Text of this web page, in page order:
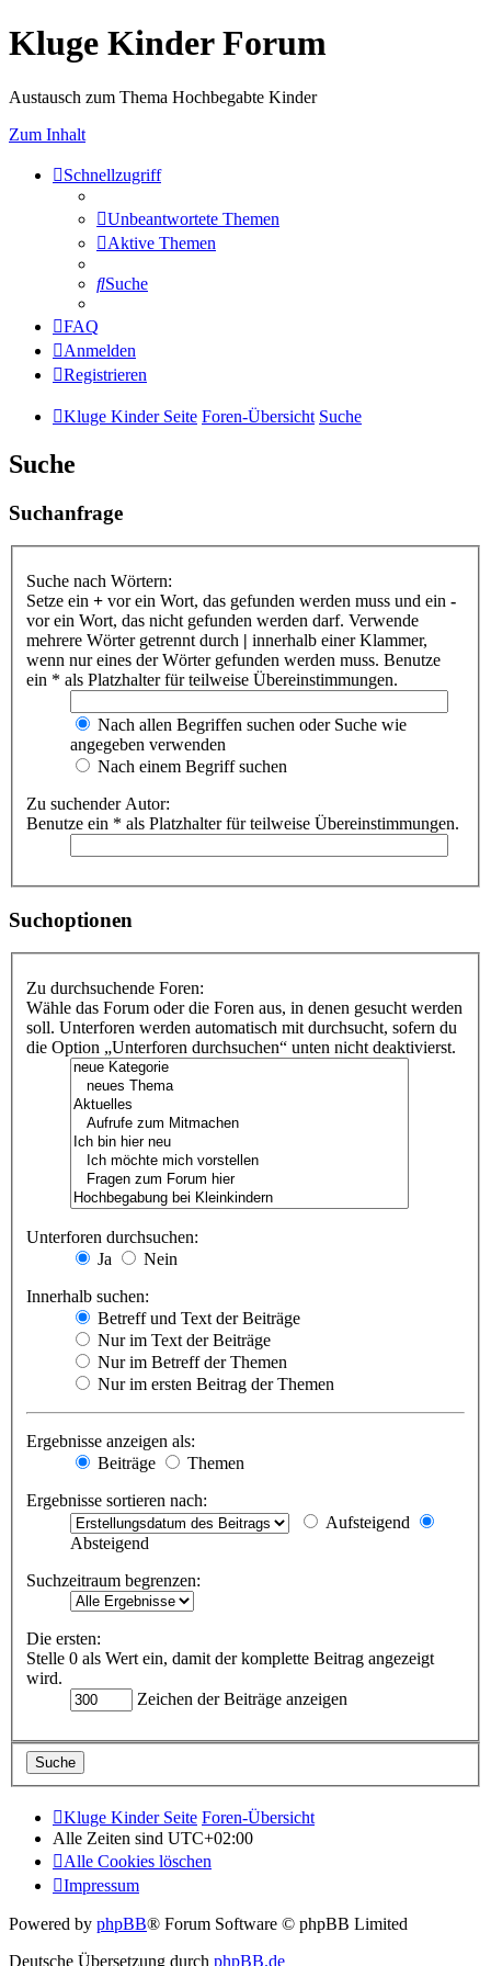
Kluge Kinder Forum
Austausch zum Thema Hochbegabte Kinder
Zum Inhalt
Schnellzugriff
Unbeantwortete Themen
Aktive Themen
Suche
FAQ
Anmelden
Registrieren
Kluge Kinder Seite Foren-Übersicht Suche
Suche
Suchanfrage
Suche nach Wörtern:
Setze ein + vor ein Wort, das gefunden werden muss und ein -
vor ein Wort, das nicht gefunden werden darf. Verwende
mehrere Wörter getrennt durch | innerhalb einer Klammer,
wenn nur eines der Wörter gefunden werden muss. Benutze
ein * als Platzhalter für teilweise Übereinstimmungen.
Nach allen Begriffen suchen oder Suche wie
angegeben verwenden
Nach einem Begriff suchen
Zu suchender Autor:
Benutze ein * als Platzhalter für teilweise Übereinstimmungen.
Suchoptionen
Zu durchsuchende Foren:
Wähle das Forum oder die Foren aus, in denen gesucht werden
soll. Unterforen werden automatisch mit durchsucht, sofern du
die Option „Unterforen durchsuchen“ unten nicht deaktivierst.
Unterforen durchsuchen:
Ja
Nein
Innerhalb suchen:
Betreff und Text der Beiträge
Nur im Text der Beiträge
Nur im Betreff der Themen
Nur im ersten Beitrag der Themen
Ergebnisse anzeigen als:
Beiträge
Themen
Ergebnisse sortieren nach:
Aufsteigend
Absteigend
Suchzeitraum begrenzen:
Die ersten:
Stelle 0 als Wert ein, damit der komplette Beitrag angezeigt
wird.
Zeichen der Beiträge anzeigen
Kluge Kinder Seite Foren-Übersicht
Alle Zeiten sind UTC+02:00
Alle Cookies löschen
Impressum
Powered by phpBB® Forum Software © phpBB Limited
Deutsche Übersetzung durch phpBB.de